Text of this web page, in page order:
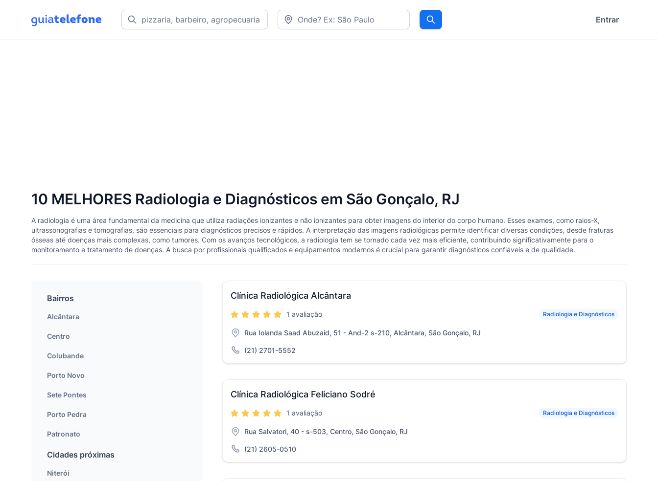
Procurar Entrar
10 MELHORES Radiologia e Diagnósticos em São Gonçalo, RJ
A radiologia é uma área fundamental da medicina que utiliza radiações ionizantes e não ionizantes para obter imagens do interior do corpo humano. Esses exames, como raios-X,
ultrassonografias e tomografias, são essenciais para diagnósticos precisos e rápidos. A interpretação das imagens radiológicas permite identificar diversas condições, desde fraturas
ósseas até doenças mais complexas, como tumores. Com os avanços tecnológicos, a radiologia tem se tornado cada vez mais eficiente, contribuindo significativamente para o
monitoramento e tratamento de doenças. A busca por profissionais qualificados e equipamentos modernos é crucial para garantir diagnósticos confiáveis e de qualidade.
Clínica Radiológica Alcântara
Radiologia e Diagnósticos
1 avaliação
Rua Iolanda Saad Abuzaid, 51 - And-2 s-210, Alcântara, São Gonçalo, RJ
(21) 2701-5552
Clínica Radiológica Feliciano Sodré
Radiologia e Diagnósticos
1 avaliação
Rua Salvatori, 40 - s-503, Centro, São Gonçalo, RJ
(21) 2605-0510
Bairros
Alcântara
Centro
Colubande
Porto Novo
Sete Pontes
Porto Pedra
Patronato
Cidades próximas
Niterói